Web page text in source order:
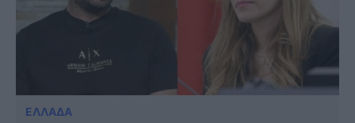
ΕΛΛΑΔΑ